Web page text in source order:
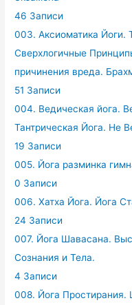
46 Записи
003. Аксиоматика Йоги.
Сверхлогичные
причинения вреда.
51 Записи
004. Ведическая йога.
Тантрическая Йога. Не
19 Записи
005. Йога разминка
0 Записи
006. Хатха Йога. Йога
24 Записи
007. Йога Шавасана.
Сознания и Тела.
4 Записи
008. Йога Простирания.